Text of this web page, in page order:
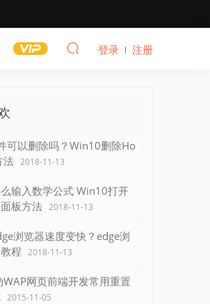
登录 注册
可以删除吗？Win10删除Ho
法 2018-11-13
输入数学公式 Win10打开
板方法 2018-11-13
浏览器速度变快？edge浏
程 2018-11-13
WAP网页前端开发常用重置
2015-11-05